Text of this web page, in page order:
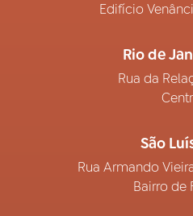
Edifício
Rio de
Rua da
São
Rua Armando
Bairro de